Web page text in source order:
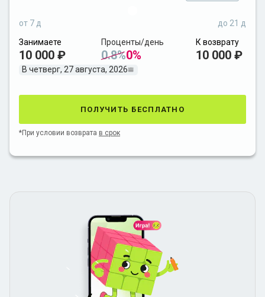
от 7 д
до 21 д
Занимаете
10 000 ₽
Проценты/день
0.8%0%
К возврату
10 000 ₽
В четверг, 27 августа, 2026
получить бесплатно
*При условии возврата в срок